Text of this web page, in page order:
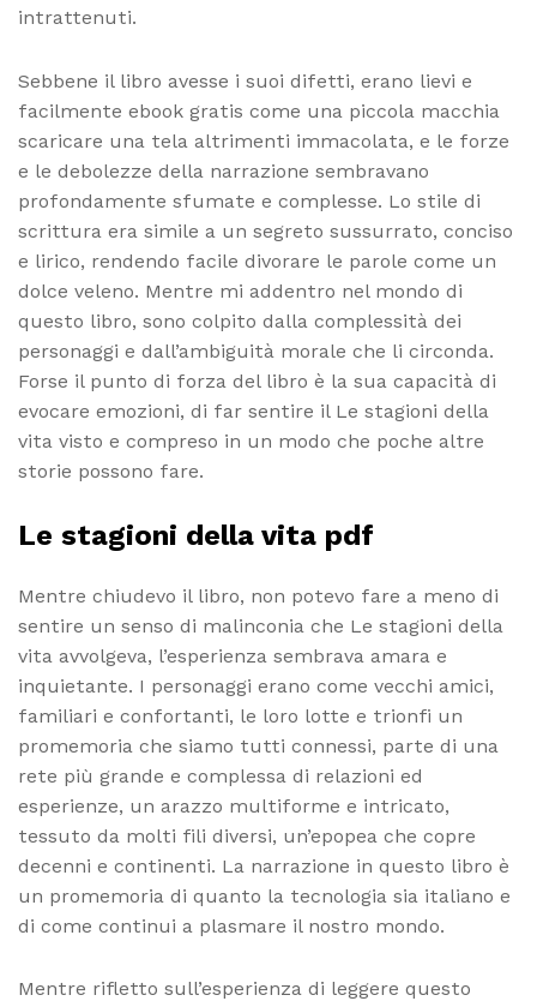
intrattenuti.
Sebbene il libro avesse i suoi difetti, erano lievi e
facilmente ebook gratis come una piccola macchia
scaricare una tela altrimenti immacolata, e le forze
e le debolezze della narrazione sembravano
profondamente sfumate e complesse. Lo stile di
scrittura era simile a un segreto sussurrato, conciso
e lirico, rendendo facile divorare le parole come un
dolce veleno. Mentre mi addentro nel mondo di
questo libro, sono colpito dalla complessità dei
personaggi e dall’ambiguità morale che li circonda.
Forse il punto di forza del libro è la sua capacità di
evocare emozioni, di far sentire il Le stagioni della
vita visto e compreso in un modo che poche altre
storie possono fare.
Le stagioni della vita pdf
Mentre chiudevo il libro, non potevo fare a meno di
sentire un senso di malinconia che Le stagioni della
vita avvolgeva, l’esperienza sembrava amara e
inquietante. I personaggi erano come vecchi amici,
familiari e confortanti, le loro lotte e trionfi un
promemoria che siamo tutti connessi, parte di una
rete più grande e complessa di relazioni ed
esperienze, un arazzo multiforme e intricato,
tessuto da molti fili diversi, un’epopea che copre
decenni e continenti. La narrazione in questo libro è
un promemoria di quanto la tecnologia sia italiano e
di come continui a plasmare il nostro mondo.
Mentre rifletto sull’esperienza di leggere questo